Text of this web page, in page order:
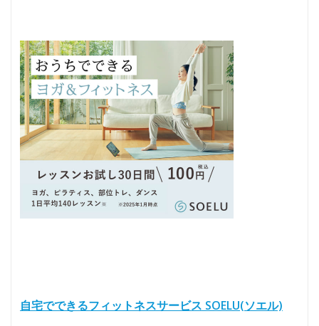
自宅でできるフィットネスサービス SOELU(ソエル)